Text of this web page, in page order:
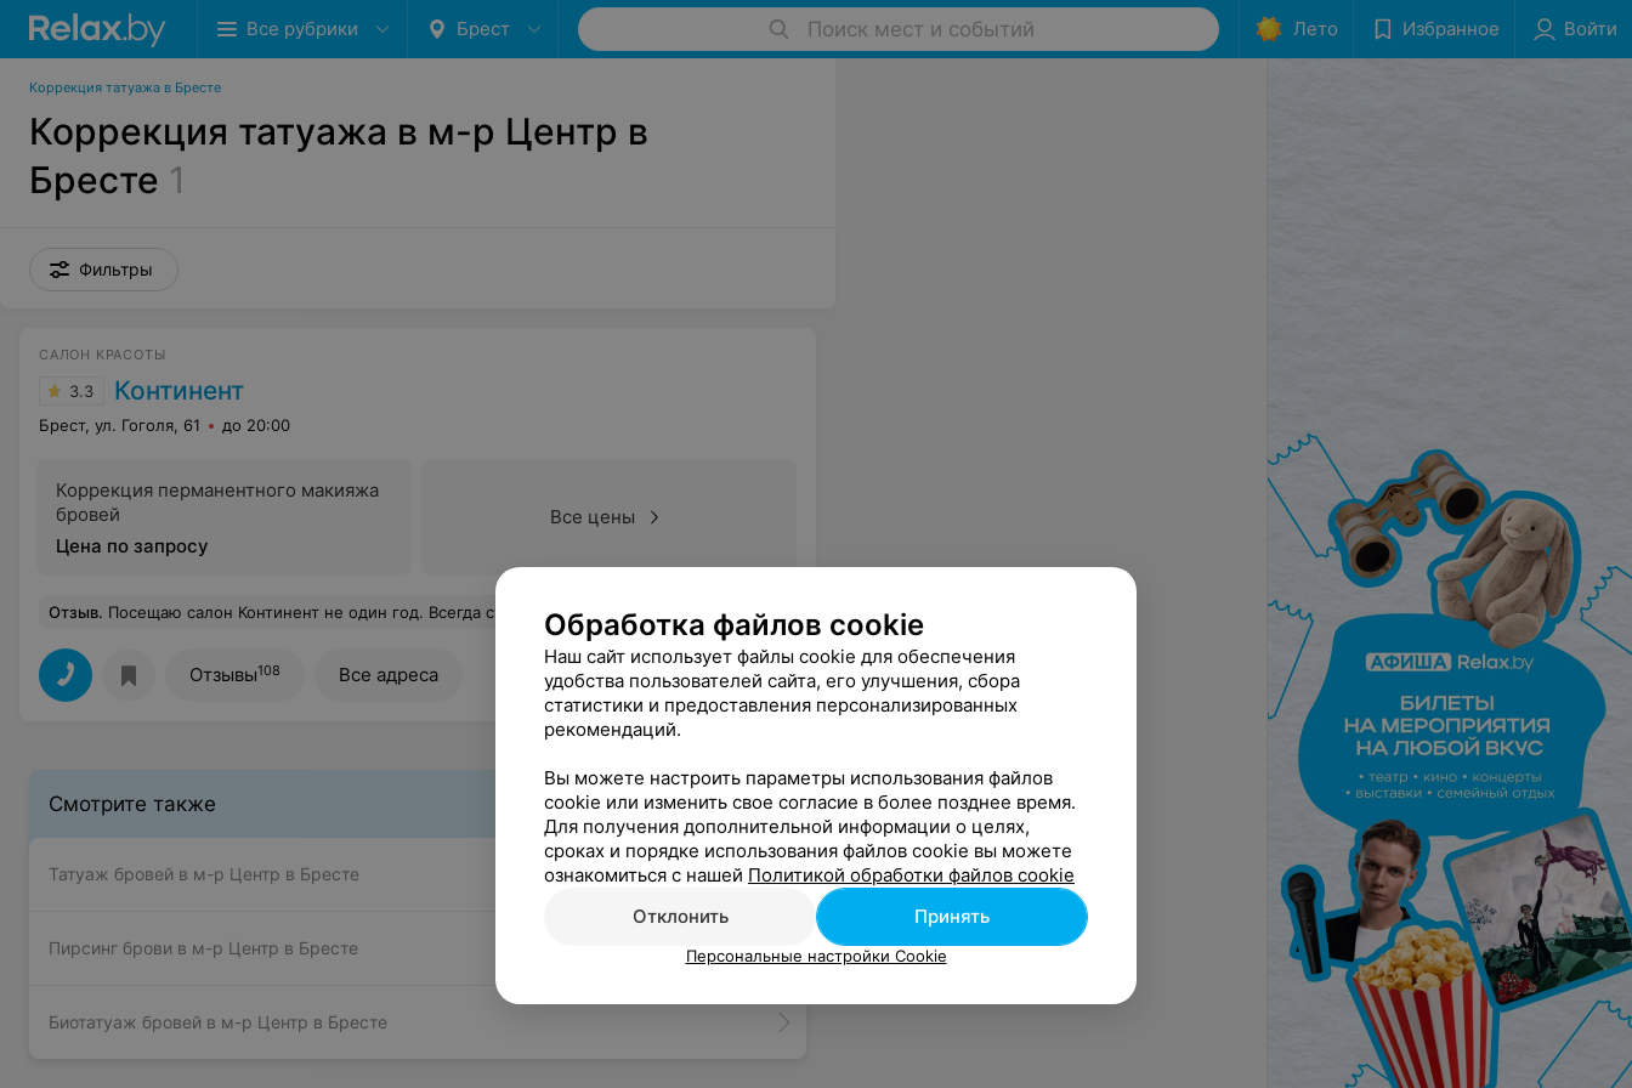
Все рубрики Брест Поиск мест и событий Лето Избранное Войти
Коррекция татуажа в Бресте
Коррекция татуажа в м-р Центр в
Бресте 1
Фильтры
САЛОН КРАСОТЫ
3.3 Континент
Брест, ул. Гоголя, 61 до 20:00
Коррекция перманентного макияжа
бровей
Цена по запросу
Все цены
Отзыв. Посещаю салон Континент не один год. Всегда стараюсь приезжать на процедуру вовремя или заранее. Часто случается,что приходится ожидать мастера,когда он закончит работу с предыдущим клиентом. Всегда относилась с понимаем к ожиданиям, переносу по времени или замене на другого мастера. Но сегодня ситуация меня возмутила. Впервые пишу свой негатив. Была записана на педикюр. По ряду объективных причин я задержалась на 15 минут. Не дойдя до кабинета педикюра,мастер в хамской манере сообщила мне, что сделать качественный педикюр она не может за 45 минут и за это время возможно сделать только обработку пальцев ног. Просто поставила перед фактом. На моё негодование мастер ухмыльнулась, даже не попытавшись сгладить возникшую негативную ситуацию. От процедуры пришлось и вовсе отказаться. Я опоздала и с себя вины не снимаю,но к сожалению очень часто молодые мастера в этом салоне считают возможным разговаривать и вести себя с клиентами в грубоватой,хамской манере. Еще
Отзывы108 Все адреса
Смотрите также
Татуаж бровей в м-р Центр в Бресте
Пирсинг брови в м-р Центр в Бресте
Биотатуаж бровей в м-р Центр в Бресте
Обработка файлов cookie
Наш сайт использует файлы cookie для обеспечения
удобства пользователей сайта, его улучшения, сбора
статистики и предоставления персонализированных
рекомендаций.
Вы можете настроить параметры использования файлов
cookie или изменить свое согласие в более позднее время.
Для получения дополнительной информации о целях,
сроках и порядке использования файлов cookie вы можете
ознакомиться с нашей Политикой обработки файлов cookie
Отклонить
Принять
Персональные настройки Cookie